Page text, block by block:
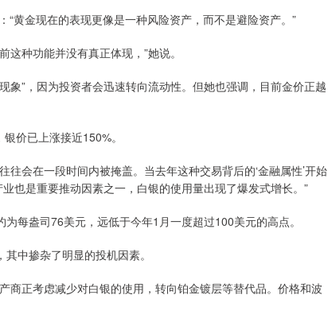
黄金现在的表现更像是一种风险资产，而不是避险资产。”
种功能并没有真正体现，”她说。
”，因为投资者会迅速转向流动性。但她也强调，目前金价正越
价已上涨接近150%。
会在一段时间内被掩盖。当去年这种交易背后的‘金融属性’开始
也是重要推动因素之一，白银的使用量出现了爆发式增长。”
每盎司76美元，远低于今年1月一度超过100美元的高点。
中掺杂了明显的投机因素。
商正考虑减少对白银的使用，转向铂金镀层等替代品。价格和波